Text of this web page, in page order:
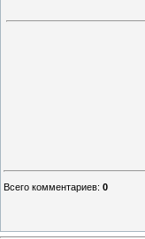
Всего комментариев: 0